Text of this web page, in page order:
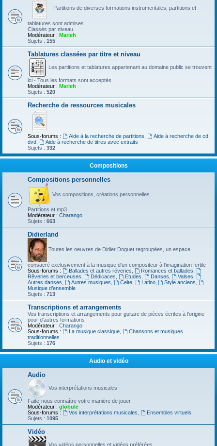
Partitions de diverses formations instrumentales, partitions et
tablatures sont admises.
Classés par niveau.
Modérateur : Marieh
Sujets : 155
Tablatures classées par titre et niveau
Les partitions et tablatures appartenant au domaine public se trouvent
ici - Tous les formats sont acceptés.
Modérateur : Marieh
Sujets : 520
Recherche de ressources musicales
Sous-forums : Aide à la recherche de partitions
Aide à recherche de cd
dvd
Aide à recherche de titres avec extraits
Sujets : 332
Compositions
Compositions personnelles
Vos compositions, créations personnelles.
Partitions et mp3
Modérateur : Charango
Sujets : 663
Didierland
Toutes les oeuvres de Didier Doguet regroupées, un espace
consacré exclusivement à la musique d'un compositeur à l'imagination fertile
Sous-forums :
Ballades et autres réveries Romances et ballades
Rêveries et berceuses
Dédicaces Etudes Danses Valses
Autres danses
Autres musiques Celte, Latino, Style anciens
Musique d’ensemble
Sujets : 713
Transcriptions et arrangements
Vos transcriptions et arrangements pour guitare de pièces écrites à l'origine
pour d'autres formations
Modérateur : Charango
Sous-forums :
La musique classique,
Chansons et musiques
traditionnelles
Sujets : 176
Audio et vidéo
Audio
Vos interprétations musicales
Faite-nous connaître votre manière de jouer.
Modérateur : globule
Sous-forums :
Vos interprétations musicales
Ensembles virtuels
Sujets : 1095
Vidéo
Vos vidéos personnelles et vidéos préférées.